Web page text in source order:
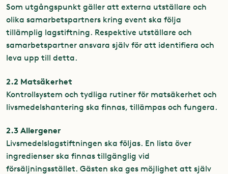
Som utgångspunkt gäller att externa utställare och
olika samarbetspartners kring event ska följa
tillämplig lagstiftning. Respektive utställare och
samarbetspartner ansvara själv för att identifiera och
leva upp till detta.
2.2 Matsäkerhet
Kontrollsystem och tydliga rutiner för matsäkerhet och
livsmedelshantering ska finnas, tillämpas och fungera.
2.3 Allergener
Livsmedelslagstiftningen ska följas. En lista över
ingredienser ska finnas tillgänglig vid
försäljningsstället. Gästen ska ges möjlighet att själv